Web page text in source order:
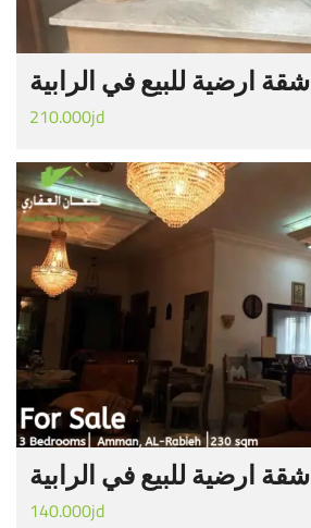
شقة ارضية للبيع في الرابية
210.000jd
شقة ارضية للبيع في الرابية
140.000jd